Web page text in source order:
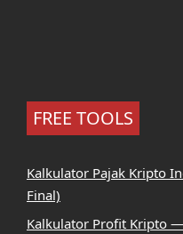
FREE TOOLS
Kalkulator Pajak Kripto
Final)
Kalkulator Profit Kripto